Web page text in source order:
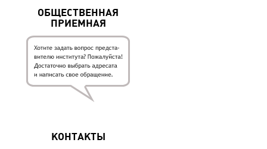
ОБЩЕСТВЕННАЯ
ПРИЕМНАЯ
КОНТАКТЫ